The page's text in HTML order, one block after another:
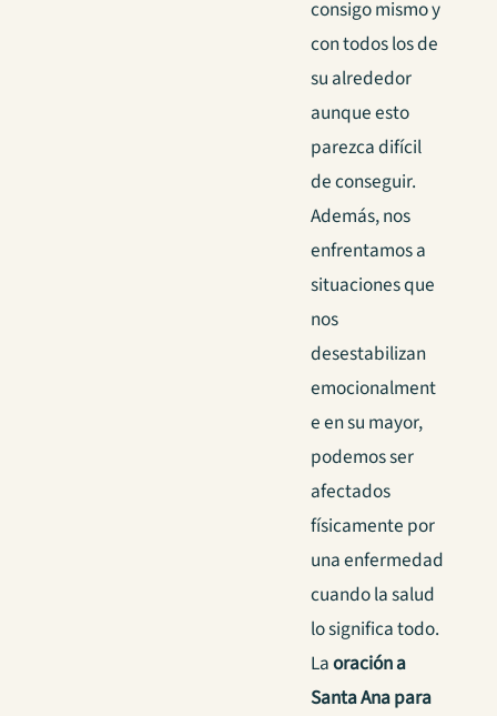
consigo mismo y
con todos los de
su alrededor
aunque esto
parezca difícil
de conseguir.
Además, nos
enfrentamos a
situaciones que
nos
desestabilizan
emocionalment
e en su mayor,
podemos ser
afectados
físicamente por
una enfermedad
cuando la salud
lo significa todo.
Laoración a
Santa Ana para